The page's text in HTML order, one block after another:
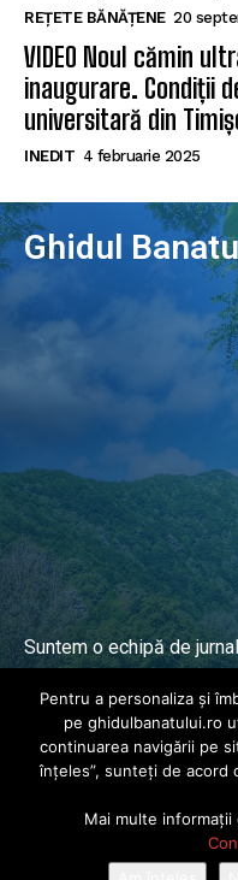
REȚETE BĂNĂȚENE 20
VIDEO Noul cămin
inaugurare. Condiții
universitară din
INEDIT 4 februarie 2025
Ghidul
Suntem o echipă de
ani.
© Ghidul Banatului 2025.
Pentru a personaliza și
pe ghidulbanatului.ro
continuarea navigării pe
înțeles”, sunteți de acord
Mai multe